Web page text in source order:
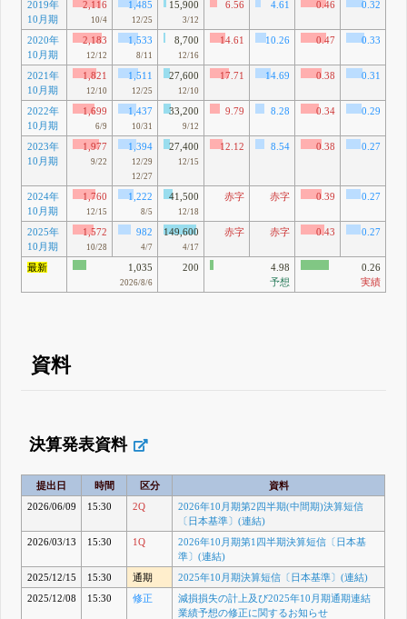
2019年
10月期
2,116
10/4
1,485
12/25
15,900
3/12
6.56 4.61 0.46 0.32
2020年
10月期
2,183
12/12
1,533
8/11
8,700
12/16
14.61 10.26 0.47 0.33
2021年
10月期
1,821
12/10
1,511
12/25
27,600
12/10
17.71 14.69 0.38 0.31
2022年
10月期
1,699
6/9
1,437
10/31
33,200
9/12
9.79 8.28 0.34 0.29
2023年
10月期
1,977
9/22
1,394
12/29
12/27
27,400
12/15
12.12 8.54 0.38 0.27
2024年
10月期
1,760
12/15
1,222
8/5
41,500
12/18
赤字 赤字 0.39 0.27
2025年
10月期
1,572
10/28
982
4/7
149,600
4/17
赤字 赤字 0.43 0.27
最新
1,035
2026/8/6
200
4.98
予想
0.26
実績
資料
決算発表資料
提出日 時間 区分
資料
2026/06/09
15:30 2Q
2026年10月期第2四半期(中間期)決算短信
〔日本基準〕(連結)
2026/03/13
15:30 1Q
2026年10月期第1四半期決算短信〔日本基
準〕(連結)
2025/12/15
15:30 通期
2025年10月期決算短信〔日本基準〕(連結)
2025/12/08
15:30 修正
減損損失の計上及び2025年10月期通期連結
業績予想の修正に関するお知らせ